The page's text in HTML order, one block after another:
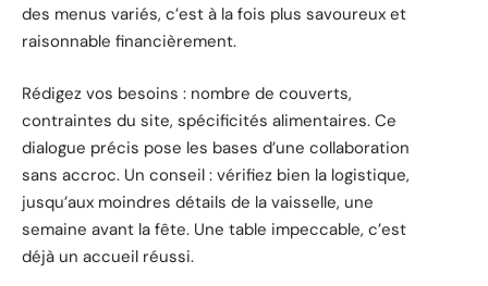
des menus variés, c’est à la fois plus savoureux et
raisonnable financièrement.
Rédigez vos besoins : nombre de couverts,
contraintes du site, spécificités alimentaires. Ce
dialogue précis pose les bases d’une collaboration
sans accroc. Un conseil : vérifiez bien la logistique,
jusqu’aux moindres détails de la vaisselle, une
semaine avant la fête. Une table impeccable, c’est
déjà un accueil réussi.